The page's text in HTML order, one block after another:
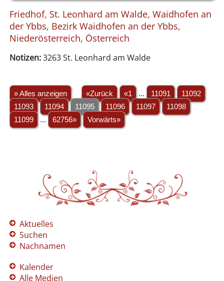
Friedhof, St. Leonhard am Walde, Waidhofen an
der Ybbs, Bezirk Waidhofen an der Ybbs,
Niederösterreich, Österreich
Notizen:3263 St. Leonhard am Walde
» Alles anzeigen «Zurück «1 ... 11091
11092
11093
11094 11095 11096 11097
11098
11099
... 62756» Vorwärts»
Aktuelles
Suchen
Nachnamen
Kalender
Alle Medien